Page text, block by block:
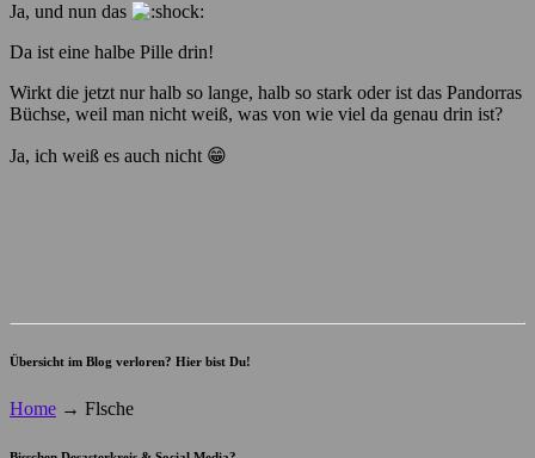
Ja, und nun das
Da ist eine halbe Pille drin!
Wirkt die jetzt nur halb so lange, halb so stark oder ist das Pandorras
Büchse, weil man nicht weiß, was von wie viel da genau drin ist?
Ja, ich weiß es auch nicht 😁
Übersicht im Blog verloren? Hier bist Du!
Home → Flsche